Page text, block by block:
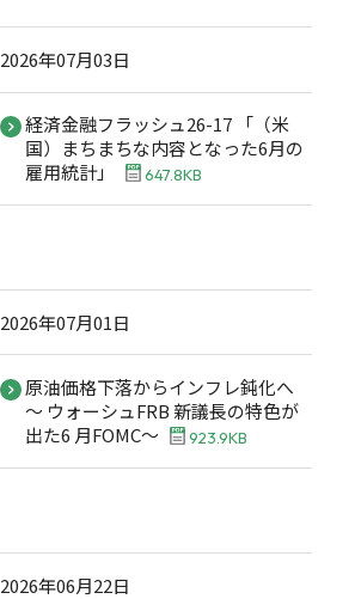
2026年07月03日
経済金融フラッシュ26-17 「（米
国）まちまちな内容となった6月の
雇用統計」
647.8KB
2026年07月01日
原油価格下落からインフレ鈍化へ
～ ウォーシュFRB 新議長の特色が
出た6 月FOMC～
923.9KB
2026年06月22日